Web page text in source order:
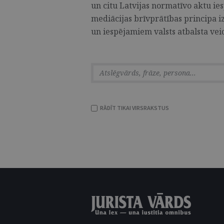
un citu Latvijas normatīvo aktu
mediācijas brīvprātības principa
un iespējamiem valsts atbalsta
RĀDĪT TIKAI VIRSRAKSTUS